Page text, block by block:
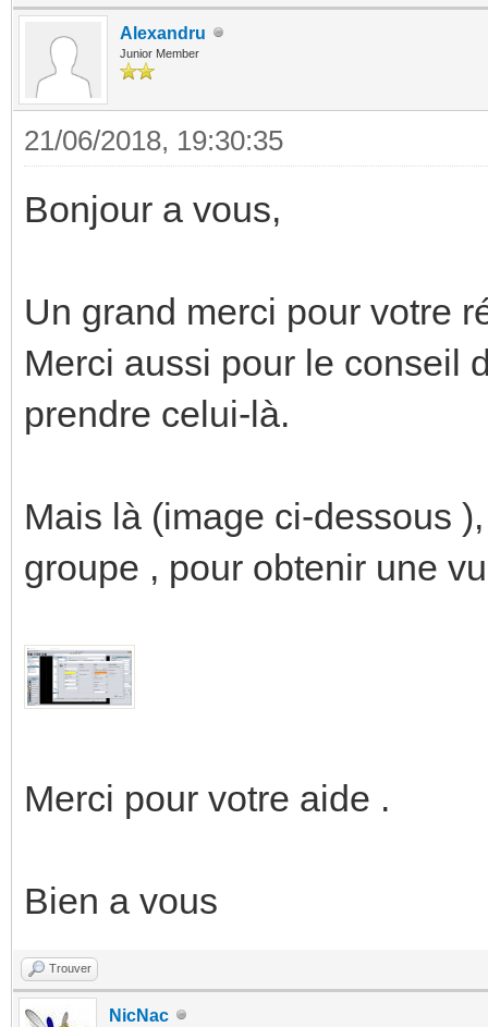
Alexandru
Junior Member
21/06/2018, 19:30:35
Bonjour a vous,
Un grand merci pour votre
Merci aussi pour le conseil
prendre celui-là.
Mais là (image ci-dessous
groupe , pour obtenir une
Merci pour votre aide .
Bien a vous
Trouver
NicNac